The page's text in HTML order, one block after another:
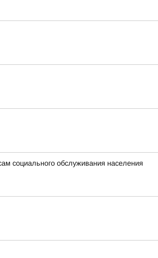
социального обслуживания населения